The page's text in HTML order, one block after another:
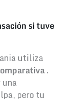
si tuve
utiliza
.
pero tu